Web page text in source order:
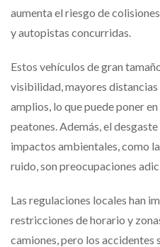
aumenta el riesgo de
y autopistas concurridas.
Estos vehículos de gran
visibilidad, mayores
amplios, lo que puede poner
peatones. Además, el
impactos ambientales, como
ruido, son preocupaciones
Las regulaciones locales han
restricciones de horario y
camiones, pero los accidentes